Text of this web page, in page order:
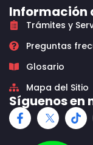
Información
Trámites y
Preguntas
Glosario
Mapa del Sitio
Síguenos en